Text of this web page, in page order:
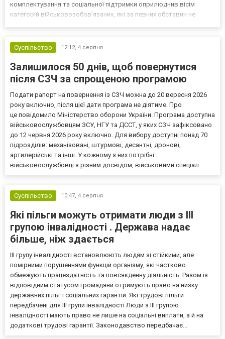
комплектування та соціальної підтримки оприлюднив вісім
категорій військовозобов’язаних, які за певних обставин не
Суспільство
12:12, 4 серпня
Залишилося 50 днів, щоб повернутися
після СЗЧ за спрощеною програмою
Подати рапорт на повернення із СЗЧ можна до 20 вересня 2026
року включно, після цієї дати програма не діятиме. Про
це повідомило Міністерство оборони України. Програма доступна
військовослужбовцям ЗСУ, НГУ та ДССТ, у яких СЗЧ зафіксовано
до 12 червня 2026 року включно. Для вибору доступні понад 70
підрозділів: механізовані, штурмові, десантні, дронові,
артилерійські та інші. У кожному з них потрібні
військовослужбовці з різним досвідом, військовими спеціал...
Суспільство 10:47, 4 серпня
Які пільги можуть отримати люди з III
групою інвалідності . Держава надає
більше, ніж здається
III групу інвалідності встановлюють людям зі стійкими, але
помірними порушеннями функцій організму, які частково
обмежують працездатність та повсякденну діяльність. Разом із
відповідним статусом громадяни отримують право на низку
державних пільг і соціальних гарантій. Які трудові пільги
передбачені для III групи інвалідності Люди з III групою
інвалідності мають право не лише на соціальні виплати, а й на
додаткові трудові гарантії. Законодавство передбачає...